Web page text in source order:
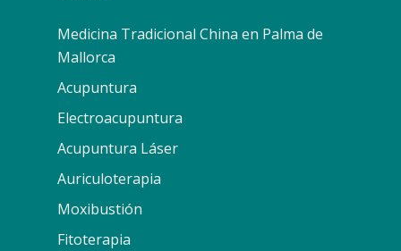
Medicina Tradicional China en Palma de
Mallorca
Acupuntura
Electroacupuntura
Acupuntura Láser
Auriculoterapia
Moxibustión
Fitoterapia